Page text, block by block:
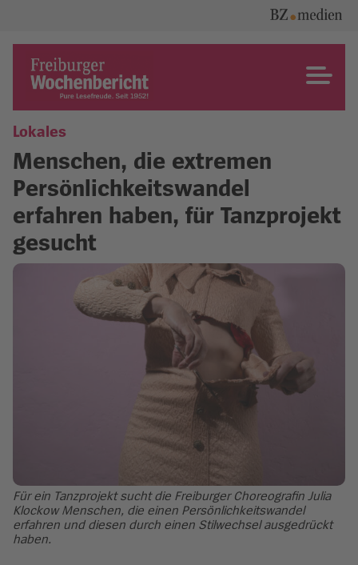
content
Freiburger Wochenbericht
Lokales
Menschen, die extremen
Persönlichkeitswandel
erfahren haben, für Tanzprojekt
gesucht
Für ein Tanzprojekt sucht die Freiburger Choreografin Julia
Klockow Menschen, die einen Persönlichkeitswandel
erfahren und diesen durch einen Stilwechsel ausgedrückt
haben.